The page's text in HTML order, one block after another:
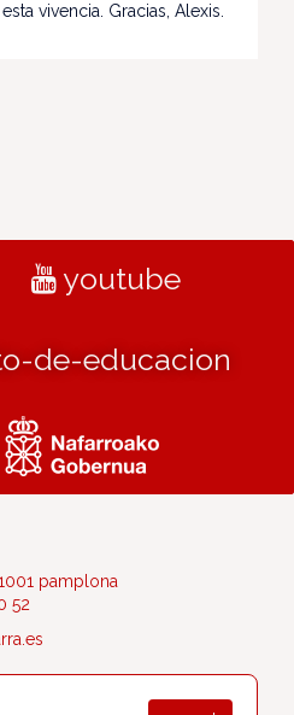
vivencia. Gracias, Alexis.
youtube
de-educacion
pamplona
52